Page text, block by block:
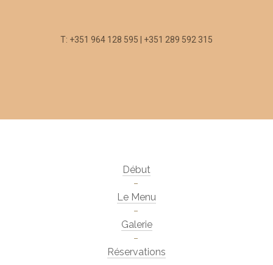
T: +351 964 128 595 | +351 289 592 315
Début
Le Menu
Galerie
Réservations